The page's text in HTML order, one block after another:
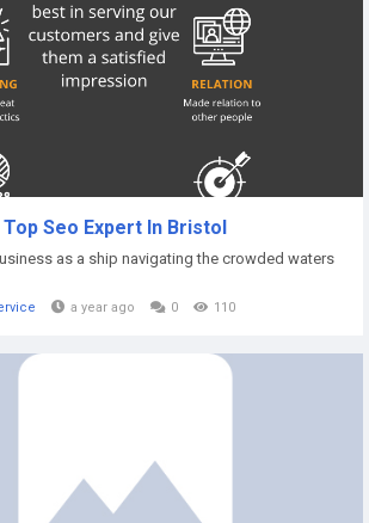
Seo Expert In Bristol
as a ship navigating the crowded waters
a year ago 0 110